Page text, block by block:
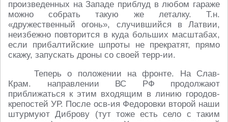
произведенных на Западе приблуд в любом гараже
можно собрать такую же леталку. Т.н.
«дружественный огонь», случившийся в Латвии,
неизбежно повторится в куда больших масштабах,
если прибалтийские шпроты не прекратят, прямо
скажу, запускать дроны со своей терр-ии.
Теперь о положении на фронте. На Слав-
Крам. направлении ВС РФ продолжают
приближаться к этим входящим в линию городов-
крепостей УР. После осв-ия Федоровки второй наши
штурмуют Диброву (тут тоже есть село с таким